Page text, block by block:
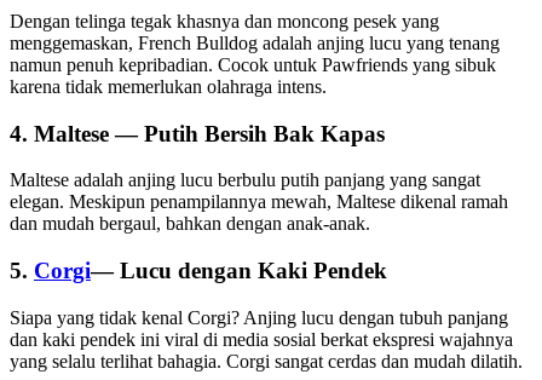
Dengan telinga tegak khasnya dan moncong pesek yang
menggemaskan, French Bulldog adalah anjing lucu yang tenang
namun penuh kepribadian. Cocok untuk Pawfriends yang sibuk
karena tidak memerlukan olahraga intens.
4. Maltese — Putih Bersih Bak Kapas
Maltese adalah anjing lucu berbulu putih panjang yang sangat
elegan. Meskipun penampilannya mewah, Maltese dikenal ramah
dan mudah bergaul, bahkan dengan anak-anak.
5. Corgi— Lucu dengan Kaki Pendek
Siapa yang tidak kenal Corgi? Anjing lucu dengan tubuh panjang
dan kaki pendek ini viral di media sosial berkat ekspresi wajahnya
yang selalu terlihat bahagia. Corgi sangat cerdas dan mudah dilatih.